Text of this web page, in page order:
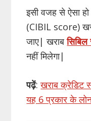
इसी वजह से ऐसा
(CIBIL score)
जाए| खराबसिबिल
नहीं मिलेगा|
पढ़ें:खराब क्रेडिट
यह 6 प्रकार के